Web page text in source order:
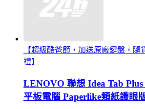
【超級酷爸節，加送原廠鍵盤，
禮】
LENOVO 聯想 Idea Tab
平板電腦 Paperlike類紙護眼